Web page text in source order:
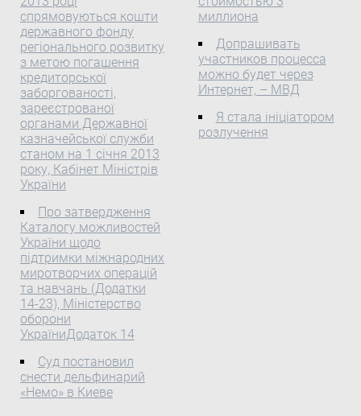
питань державної
служби
Про затвердження
Плану заходів з реалізації
Державної програми
щодо запобігання і
протидії корупції на 2011
— 2015 роки у
Нацдержслужбі України
на 2013 рік
спрямовуються кошти
державного фонду
регіонального розвитку
з метою погашення
кредиторської
заборгованості,
зареєстрованої
органами Державної
казначейської служби
станом на 1 січня 2013
року, Кабінет Міністрів
України
Про затвердження
Каталогу можливостей
України щодо
підтримки міжнародних
миротворчих операцій
та навчань (Додатки
14-23), Міністерство
оборони
УкраїниДодаток 14
Суд постановил
снести дельфинарий
«Немо» в Киеве
Кабінету Міністрів
України від 5 жовтня
2011 р. № 1031( 1031-
2011-п ) "Деякі питання
здійснення державного
контролю товарів, що
переміщуються через
митний кордон України"
зростання цін на
авіаквитки довели
останніми роками
світову авіаційну
індустрію до величезних
втрат. ...
миллиона
Допрашивать
участников процесса
можно будет через
Интернет, – МВД
Я стала ініціатором
розлучення